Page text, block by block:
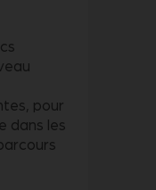
pour
dans les